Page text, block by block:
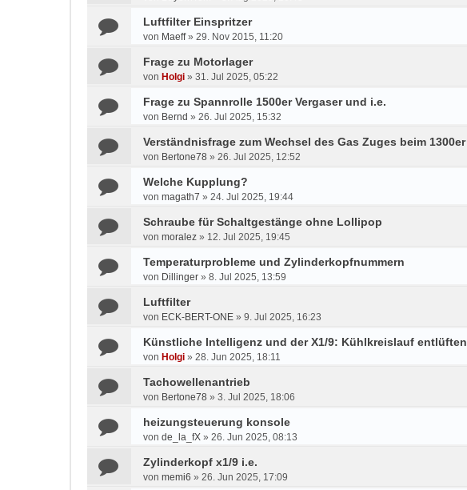
Luftfilter Einspritzer
von Maeff» 29. Nov 2015, 11:20
Frage zu Motorlager
von Holgi » 31. Jul 2025, 05:22
Frage zu Spannrolle 1500er Vergaser und i.e.
von Bernd » 26. Jul 2025, 15:32
Verständnisfrage zum Wechsel des Gas Zuges beim 1300er
von Bertone78 » 26. Jul 2025, 12:52
Welche Kupplung?
von magath7 » 24. Jul 2025, 19:44
Schraube für Schaltgestänge ohne Lollipop
von moralez » 12. Jul 2025, 19:45
Temperaturprobleme und Zylinderkopfnummern
von Dillinger » 8. Jul 2025, 13:59
Luftfilter
von ECK-BERT-ONE » 9. Jul 2025, 16:23
Künstliche Intelligenz und der X1/9: Kühlkreislauf entlüften
von Holgi » 28. Jun 2025, 18:11
Tachowellenantrieb
von Bertone78 » 3. Jul 2025, 18:06
heizungsteuerung konsole
von de_la_fX » 26. Jun 2025, 08:13
Zylinderkopf x1/9 i.e.
von memi6 » 26. Jun 2025, 17:09